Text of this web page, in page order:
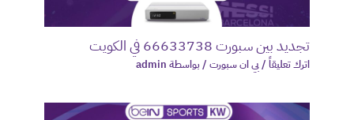
تجديد بين سبورت 66633738 في الكويت
اترك تعليقاً /بي ان سبورت / بواسطة admin